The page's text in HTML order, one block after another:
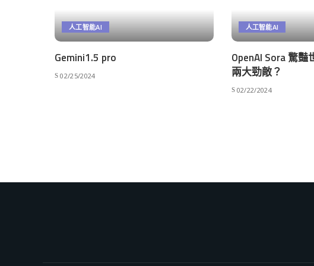
人工智能AI
Gemini1.5 pro
02/25/2024
人工智能AI
OpenAI Sora 驚
兩大勁敵？
02/22/2024